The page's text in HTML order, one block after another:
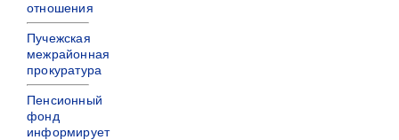
отношения
Пучежская
межрайонная
прокуратура
Пенсионный
фонд
информирует